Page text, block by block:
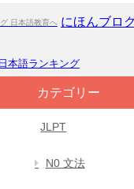
にほんブロ
日本語ランキング
カテゴリー
JLPT
N0 文法